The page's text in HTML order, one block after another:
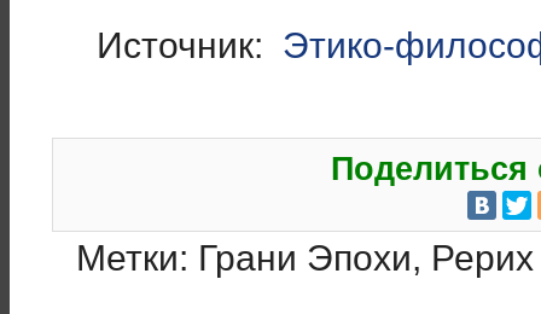
Источник: Этико-
Поделиться
Метки: Грани Эпохи,